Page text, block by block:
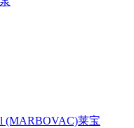
(MARBOVAC)莱宝